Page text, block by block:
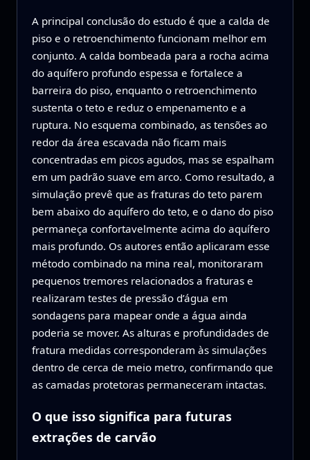
A principal conclusão do estudo é que a calda de
piso e o retroenchimento funcionam melhor em
conjunto. A calda bombeada para a rocha acima
do aquífero profundo espessa e fortalece a
barreira do piso, enquanto o retroenchimento
sustenta o teto e reduz o empenamento e a
ruptura. No esquema combinado, as tensões ao
redor da área escavada não ficam mais
concentradas em picos agudos, mas se espalham
em um padrão suave em arco. Como resultado, a
simulação prevê que as fraturas do teto parem
bem abaixo do aquífero do teto, e o dano do piso
permaneça confortavelmente acima do aquífero
mais profundo. Os autores então aplicaram esse
método combinado na mina real, monitoraram
pequenos tremores relacionados a fraturas e
realizaram testes de pressão d’água em
sondagens para mapear onde a água ainda
poderia se mover. As alturas e profundidades de
fratura medidas corresponderam às simulações
dentro de cerca de meio metro, confirmando que
as camadas protetoras permaneceram intactas.
O que isso significa para futuras
extrações de carvão